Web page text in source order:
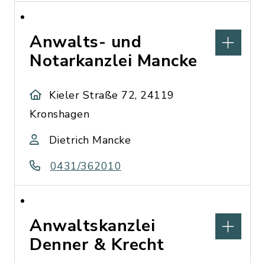
Anwalts- und
Notarkanzlei Mancke
Kieler Straße 72, 24119
Kronshagen
Dietrich Mancke
0431/362010
Anwaltskanzlei
Denner & Krecht